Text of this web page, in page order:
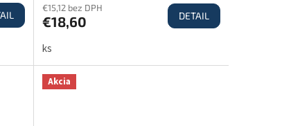
€15,12 bez DPH
€18,60 DETAIL
ks
Akcia